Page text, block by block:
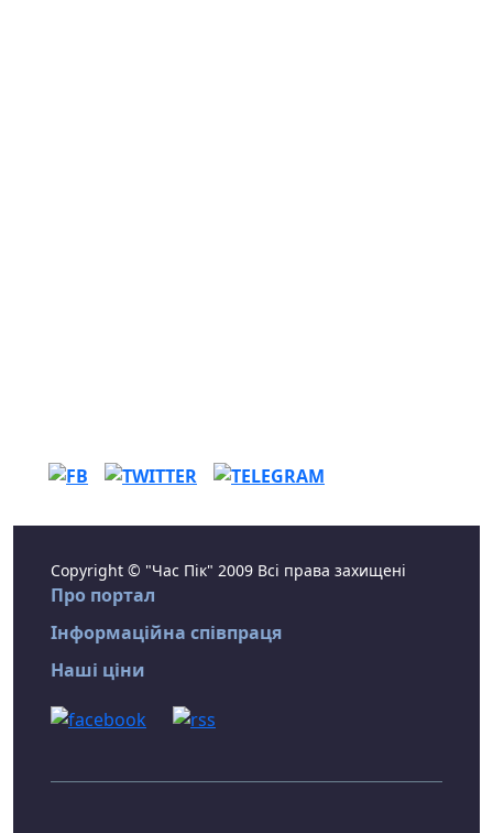
Copyright © "Час Пік" 2009 Всі права захищені
Про портал
Інформаційна співпраця
Наші ціни